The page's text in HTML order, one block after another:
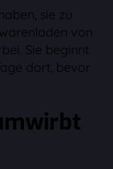
sie zu
von
Sie beginnt
dort, bevor